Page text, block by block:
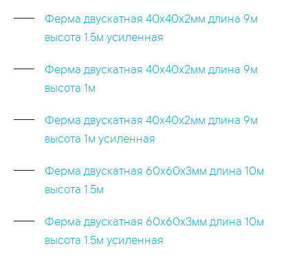
Ферма двускатная 40x40x2мм длина 9м
высота 1.5м усиленная
Ферма двускатная 40x40x2мм длина 9м
высота 1м
Ферма двускатная 40x40x2мм длина 9м
высота 1м усиленная
Ферма двускатная 60x60x3мм длина 10м
высота 1.5м
Ферма двускатная 60x60x3мм длина 10м
высота 1.5м усиленная